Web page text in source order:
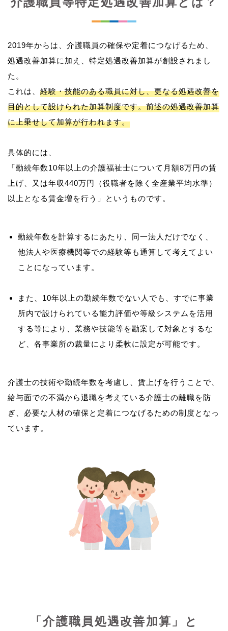
2019年からは、介護職員の確保や定着につなげるため、
処遇改善加算に加え、特定処遇改善加算が創設されまし
た。
これは、 経験・技能のある職員に対し、更なる処遇改善を
目的として設けられた加算制度です。前述の処遇改善加算
に上乗せして加算が行われます。
具体的には、
「勤続年数10年以上の介護福祉士について月額8万円の賃
上げ、又は年収440万円（役職者を除く全産業平均水準）
勤続年数を計算するにあたり、同一法人だけでなく、
他法人や医療機関等での経験等も通算して考えてよい
ことになっています。
また、10年以上の勤続年数でない人でも、すでに事業
所内で設けられている能力評価や等級システムを活用
する等により、業務や技能等を勘案して対象とするな
ど、各事業所の裁量により柔軟に設定が可能です。
介護士の技術や勤続年数を考慮し、賃上げを行うことで、
給与面での不満から退職を考えている介護士の離職を防
ぎ、必要な人材の確保と定着につなげるための制度となっ
ています。
「介護職員処遇改善加算」と